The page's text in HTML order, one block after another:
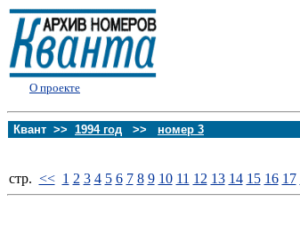
О проекте
Квант >> 1994 год >> номер 3
стp. << 1 2 3 4 5 6 7 8 9 10 11 12 13 14 15 16 17